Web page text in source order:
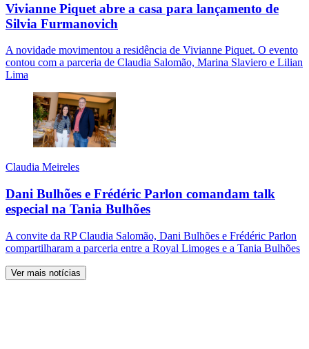
Vivianne Piquet abre a casa para lançamento de
Silvia Furmanovich
A novidade movimentou a residência de Vivianne Piquet. O evento
contou com a parceria de Claudia Salomão, Marina Slaviero e Lilian
Lima
Claudia Meireles
Dani Bulhões e Frédéric Parlon comandam talk
especial na Tania Bulhões
A convite da RP Claudia Salomão, Dani Bulhões e Frédéric Parlon
compartilharam a parceria entre a Royal Limoges e a Tania Bulhões
Ver mais notícias